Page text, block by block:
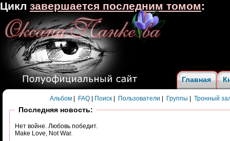
Главная
Альбом FAQ Поиск Пользователи Группы Тронный
Последняя новость:
Нет войне. Любовь победит.
Make Love, Not War.
Цикл завершается последним томом: